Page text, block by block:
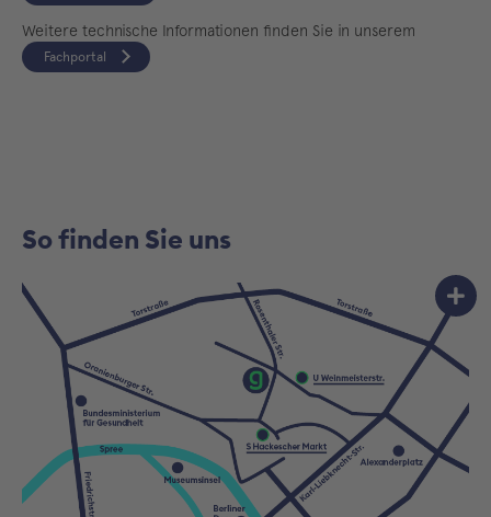
Weitere technische Informationen finden Sie in unserem
Fachportal
So finden Sie uns